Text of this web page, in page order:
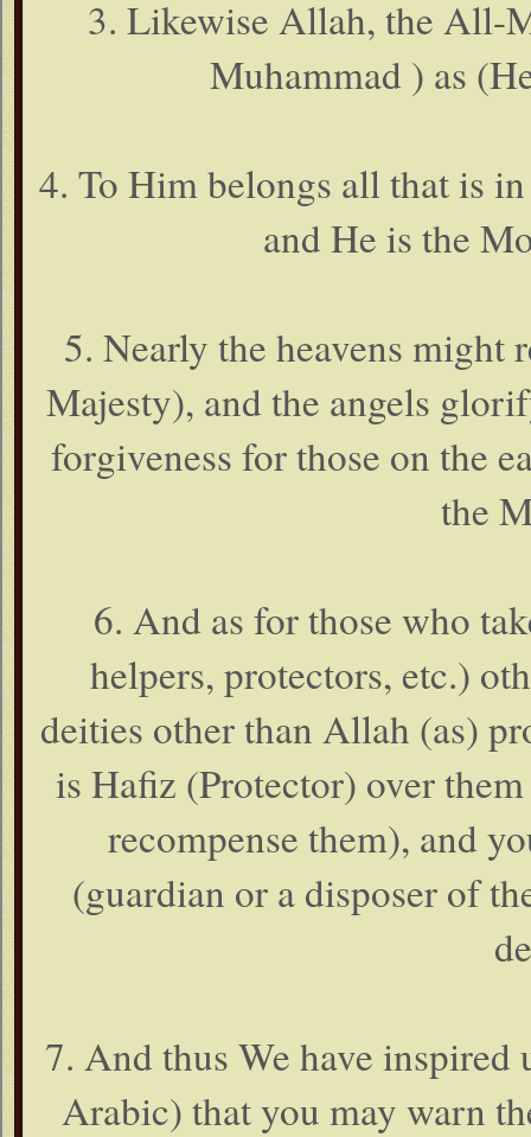
3. Likewise Allah, the All-
Muhammad ) as
4. To Him belongs all that is
and He is the
5. Nearly the heavens might
Majesty), and the angels
forgiveness for those on the
the
6. And as for those who
helpers, protectors, etc.)
deities other than Allah (as)
is Hafiz (Protector) over
recompense them), and
(guardian or a disposer of
7. And thus We have
Arabic) that you may warn